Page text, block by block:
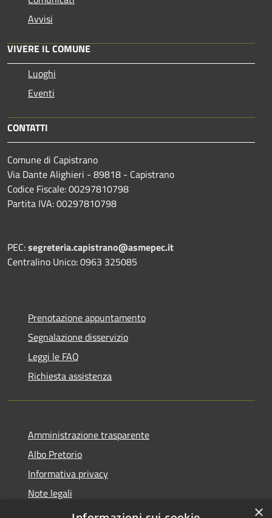
Avvisi
VIVERE IL COMUNE
Luoghi
Eventi
CONTATTI
Comune di Capistrano
Via Dante Alighieri - 89818 - Capistrano
Codice Fiscale: 00297810798
Partita IVA: 00297810798
PEC:segreteria.capistrano@asmepec.it
Centralino Unico: 0963 325085
Prenotazione appuntamento
Segnalazione disservizio
Leggi le FAQ
Richiesta assistenza
Amministrazione trasparente
Albo Pretorio
Informativa privacy
Note legali
Dichiarazione di accessibilità
×